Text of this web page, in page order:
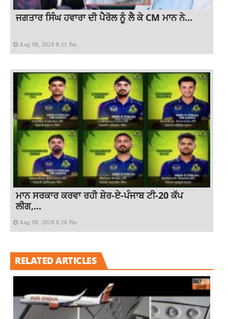
ਜਗਤਾਰ ਸਿੰਘ ਹਵਾਰਾ ਦੀ ਪੈਰੋਲ ਨੂੰ ਲੈ ਕੇ CM ਮਾਨ ਨੇ...
Aug 08, 2026 8:11 Pm
ਮਾਨ ਸਰਕਾਰ ਕਰਵਾ ਰਹੀ ਸ਼ੇਰ-ਏ-ਪੰਜਾਬ ਟੀ-20 ਕੱਪ
ਲੀਗ,...
Aug 08, 2026 6:26 Pm
RELATED ARTICLES